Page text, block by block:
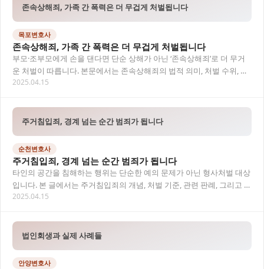
존속상해죄, 가족 간 폭력은 더 무겁게 처벌됩니다
목포변호사
존속상해죄, 가족 간 폭력은 더 무겁게 처벌됩니다
부모·조부모에게 손을 댄다면 단순 상해가 아닌 ‘존속상해죄’로 더 무거
운 처벌이 따릅니다. 본문에서는 존속상해죄의 법적 의미, 처벌 수위, 판
례, 대응 방안까지 자세히 정리하였습니…
2025.04.15
주거침입죄, 경계 넘는 순간 범죄가 됩니다
순천변호사
주거침입죄, 경계 넘는 순간 범죄가 됩니다
타인의 공간을 침해하는 행위는 단순한 예의 문제가 아닌 형사처벌 대상
입니다. 본 글에서는 주거침입죄의 개념, 처벌 기준, 관련 판례, 그리고 실
제 대응 방법까지 순천변호사의 시선으…
2025.04.15
법인회생과 실제 사례들
안양변호사